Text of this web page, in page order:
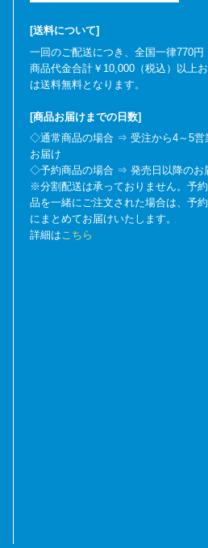
[送料について]
一回のご配送につき、全国一律770円
商品代金合計￥10,000（税込）以上
は送料無料となります。
[商品お届けまでの日数]
◇通常商品の場合 ⇒ 受注から4～5営
お届け
◇予約商品の場合 ⇒ 発売日以降のお
※分割配送は承っておりません。予
品を一緒にご注文された場合は、予
にまとめてお届けいたします。
詳細はこちら